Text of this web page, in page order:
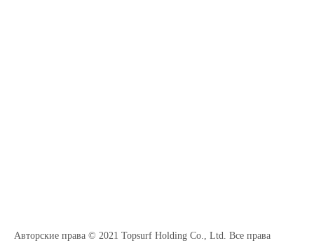
Авторские права © 2021 Topsurf Holding Co., Ltd. Все права